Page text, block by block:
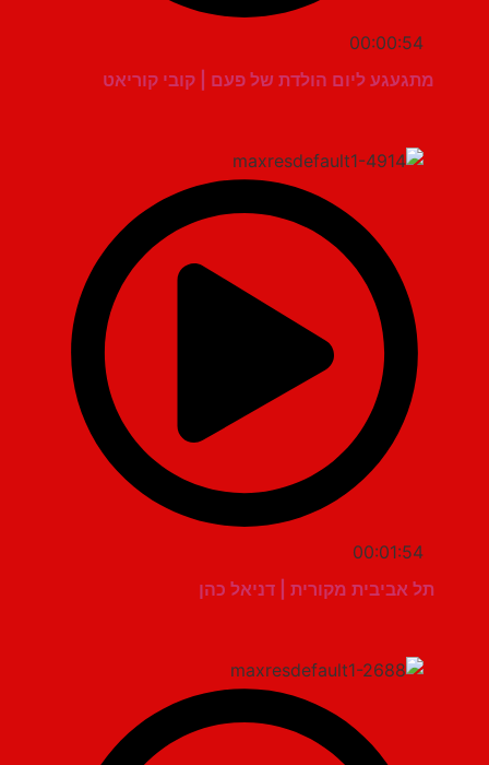
00:00:54
מתגעגע ליום הולדת של פעם | קובי קוריאט
00:01:54
תל אביבית מקורית | דניאל כהן